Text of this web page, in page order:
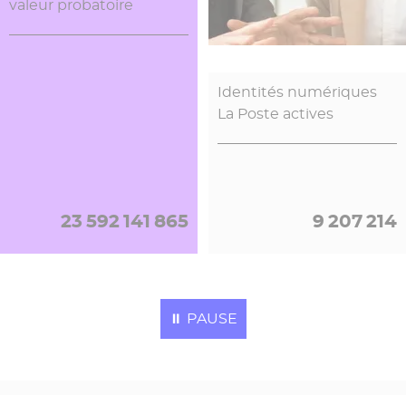
valeur probatoire
23 592 141 865
5 945 207
Identités numériques
La Poste actives
9 207 214
Électroniques en 2026
⏸ PAUSE